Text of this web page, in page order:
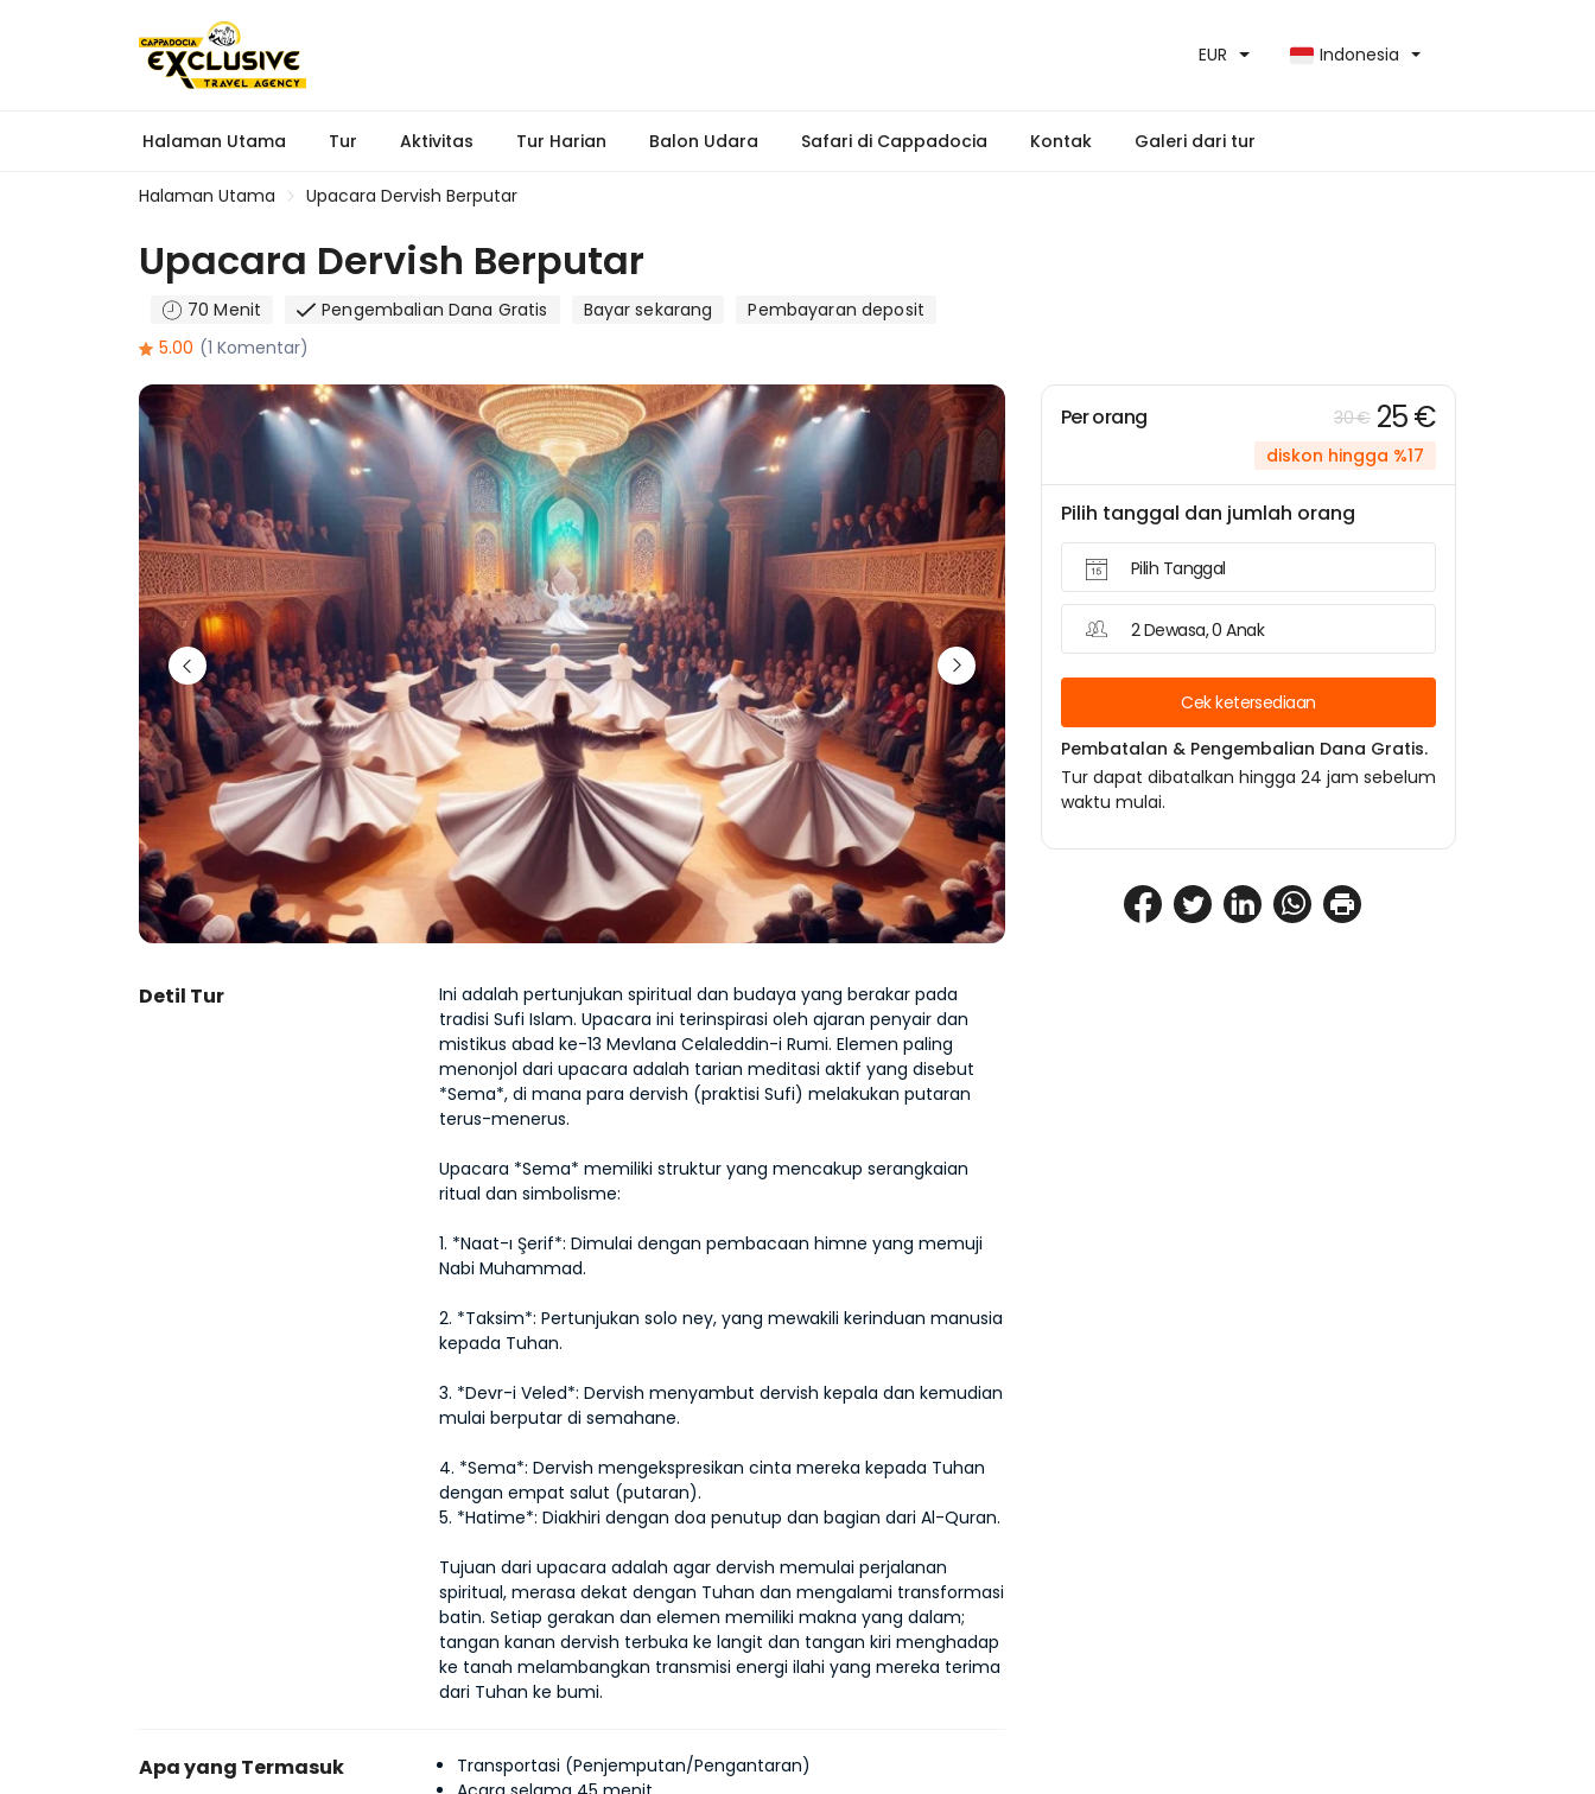
EUR Indonesia
Halaman Utama Tur Aktivitas Tur Harian Balon Udara Safari di Cappadocia Kontak Galeri dari tur
Halaman Utama Upacara Dervish Berputar
Upacara Dervish Berputar
70 Menit Pengembalian Dana Gratis Bayar sekarang
Pembayaran deposit
5.00 (1 Komentar)
Detil Tur
Ini adalah pertunjukan spiritual dan budaya yang berakar pada
tradisi Sufi Islam. Upacara ini terinspirasi oleh ajaran penyair dan
mistikus abad ke-13 Mevlana Celaleddin-i Rumi. Elemen paling
menonjol dari upacara adalah tarian meditasi aktif yang disebut
*Sema*, di mana para dervish (praktisi Sufi) melakukan putaran
terus-menerus.
Upacara *Sema* memiliki struktur yang mencakup serangkaian
ritual dan simbolisme:
1. *Naat-ı Şerif*: Dimulai dengan pembacaan himne yang memuji
Nabi Muhammad.
2. *Taksim*: Pertunjukan solo ney, yang mewakili kerinduan manusia
kepada Tuhan.
3. *Devr-i Veled*: Dervish menyambut dervish kepala dan kemudian
mulai berputar di semahane.
4. *Sema*: Dervish mengekspresikan cinta mereka kepada Tuhan
dengan empat salut (putaran).
5. *Hatime*: Diakhiri dengan doa penutup dan bagian dari Al-Quran.
Tujuan dari upacara adalah agar dervish memulai perjalanan
spiritual, merasa dekat dengan Tuhan dan mengalami transformasi
batin. Setiap gerakan dan elemen memiliki makna yang dalam;
tangan kanan dervish terbuka ke langit dan tangan kiri menghadap
ke tanah melambangkan transmisi energi ilahi yang mereka terima
dari Tuhan ke bumi.
Apa yang Termasuk
Transportasi (Penjemputan/Pengantaran)
Per orang 30 € 25 €
diskon hingga %17
Pilih tanggal dan jumlah orang
Pilih Tanggal
2 Dewasa, 0 Anak
Cek ketersediaan
Pembatalan & Pengembalian Dana Gratis.
Tur dapat dibatalkan hingga 24 jam sebelum
waktu mulai.